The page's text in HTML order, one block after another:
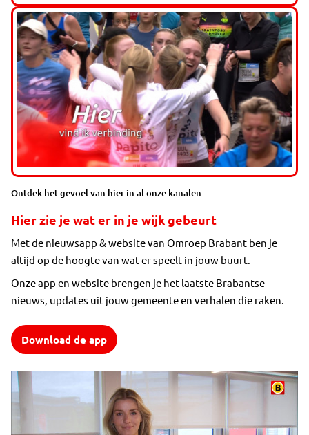
Ontdek het gevoel van hier in al onze kanalen
Hier zie je wat er in je wijk gebeurt
Met de nieuwsapp & website van Omroep Brabant ben je
altijd op de hoogte van wat er speelt in jouw buurt.
Onze app en website brengen je het laatste Brabantse
nieuws, updates uit jouw gemeente en verhalen die raken.
Download de app